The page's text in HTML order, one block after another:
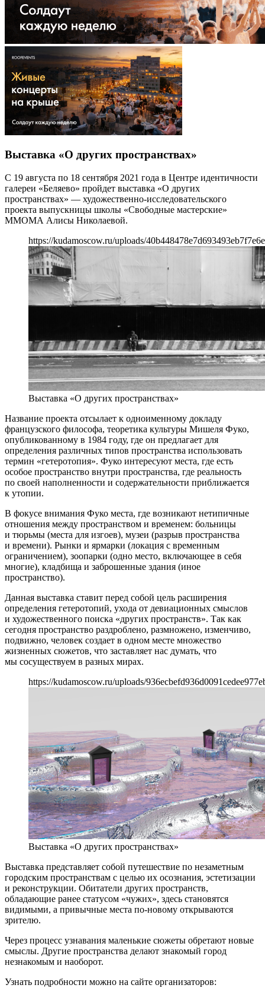
Выставка «О других пространствах»
С 19 августа по 18 сентября 2021 года в Центре идентичности
галереи «Беляево» пройдет выставка «О других
пространствах» — художественно-исследовательского
проекта выпускницы школы «Свободные мастерские»
ММОМА Алисы Николаевой.
https://kudamoscow.ru/uploads/
Выставка «О других пространствах»
Название проекта отсылает к одноименному докладу
французского философа, теоретика культуры Мишеля Фуко,
опубликованному в 1984 году, где он предлагает для
определения различных типов пространства использовать
термин «гетеротопия». Фуко интересуют места, где есть
особое пространство внутри пространства, где реальность
по своей наполненности и содержательности приближается
к утопии.
В фокусе внимания Фуко места, где возникают нетипичные
отношения между пространством и временем: больницы
и тюрьмы (места для изгоев), музеи (разрыв пространства
и времени). Рынки и ярмарки (локация с временным
ограничением), зоопарки (одно место, включающее в себя
многие), кладбища и заброшенные здания (иное
пространство).
Данная выставка ставит перед собой цель расширения
определения гетеротопий, ухода от девиационных смыслов
и художественного поиска «других пространств». Так как
сегодня пространство раздроблено, размножено, изменчиво,
подвижно, человек создает в одном месте множество
жизненных сюжетов, что заставляет нас думать, что
мы сосуществуем в разных мирах.
https://kudamoscow.ru/uploads/
Выставка «О других пространствах»
Выставка представляет собой путешествие по незаметным
городским пространствам с целью их осознания, эстетизации
и реконструкции. Обитатели других пространств,
обладающие ранее статусом «чужих», здесь становятся
видимыми, а привычные места по-новому открываются
зрителю.
Через процесс узнавания маленькие сюжеты обретают новые
смыслы. Другие пространства делают знакомый город
незнакомым и наоборот.
Узнать подробности можно на сайте организаторов: